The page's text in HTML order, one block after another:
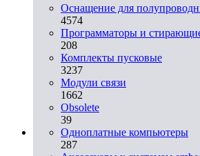
Оснащение для
4574
Программаторы и
208
Комплекты пусковые
3237
Модули связи
1662
Obsolete
39
Одноплатные компьютеры
287